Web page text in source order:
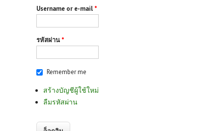
Username or e-mail *
รหัสผ่าน *
Remember me
สร้างบัญชีผู้ใช้ใหม่
ลืมรหัสผ่าน